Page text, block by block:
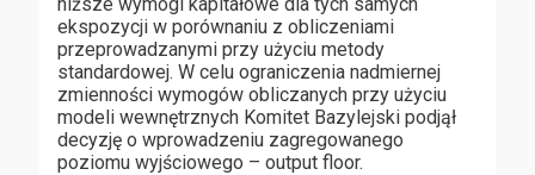
ekspozycji w porównaniu z obliczeniami
przeprowadzanymi przy użyciu metody
standardowej. W celu ograniczenia nadmiernej
zmienności wymogów obliczanych przy użyciu
modeli wewnętrznych Komitet Bazylejski podjął
decyzję o wprowadzeniu zagregowanego
poziomu wyjściowego – output floor.